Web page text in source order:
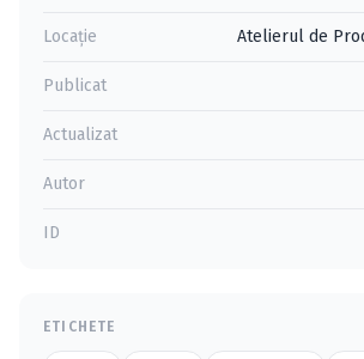
Locație Atelierul de
Publicat
Actualizat
Autor
ID
ETICHETE